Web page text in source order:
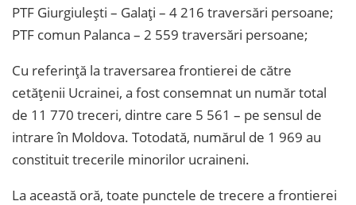
PTF Giurgiulești – Galați – 4 216 traversări persoane;
PTF comun Palanca – 2 559 traversări persoane;
Cu referință la traversarea frontierei de către
cetățenii Ucrainei, a fost consemnat un număr total
de 11 770 treceri, dintre care 5 561 – pe sensul de
intrare în Moldova. Totodată, numărul de 1 969 au
constituit trecerile minorilor ucraineni.
La această oră, toate punctele de trecere a frontierei